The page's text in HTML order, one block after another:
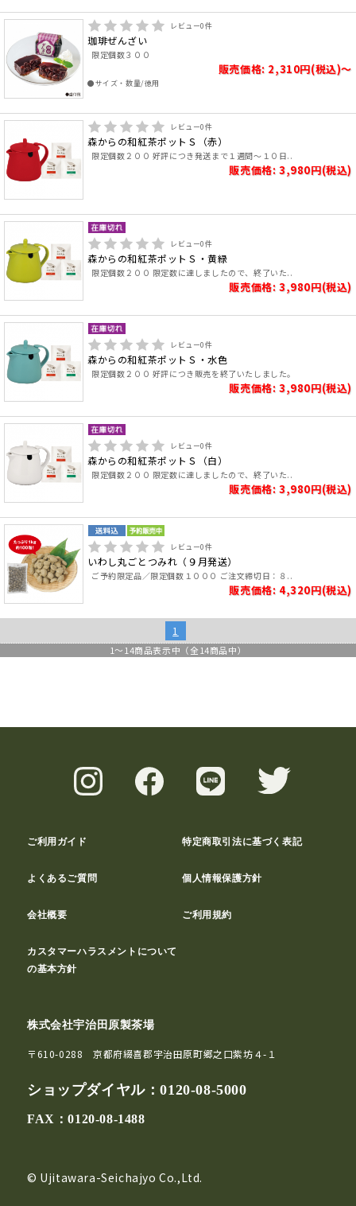
レビュー0件
珈琲ぜんざい
限定個数３００
販売価格: 2,310円(税込)～
●サイズ・数量/徳用
レビュー0件
森からの和紅茶ポットＳ（赤）
限定個数２００ 好評につき発送まで１週間～１０日..
販売価格: 3,980円(税込)
レビュー0件
森からの和紅茶ポットＳ・黄緑
限定個数２００ 限定数に達しましたので、終了いた..
販売価格: 3,980円(税込)
レビュー0件
森からの和紅茶ポットＳ・水色
限定個数２００ 好評につき販売を終了いたしました。
販売価格: 3,980円(税込)
レビュー0件
森からの和紅茶ポットＳ（白）
限定個数２００ 限定数に達しましたので、終了いた..
販売価格: 3,980円(税込)
レビュー0件
いわし丸ごとつみれ（９月発送）
ご予約限定品／限定個数１０００ ご注文締切日：８..
販売価格: 4,320円(税込)
1
1～ 14商品表示中（全 14商品中）
ご利用ガイド 特定商取引法に基づく表記
よくあるご質問 個人情報保護方針
会社概要 ご利用規約
カスタマーハラスメントについて
の基本方針
株式会社宇治田原製茶場
〒610-0288 京都府綴喜郡宇治田原町郷之口紫坊４-１
ショップダイヤル：0120-08-5000
FAX：0120-08-1488
© Ujitawara-Seichajyo Co.,Ltd.